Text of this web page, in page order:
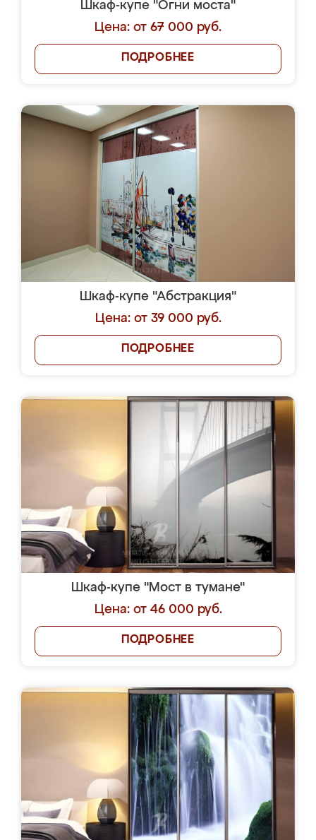
Шкаф-купе "Огни моста"
Цена: от 67 000 руб.
ПОДРОБНЕЕ
Шкаф-купе "Абстракция"
Цена: от 39 000 руб.
ПОДРОБНЕЕ
Шкаф-купе "Мост в тумане"
Цена: от 46 000 руб.
ПОДРОБНЕЕ